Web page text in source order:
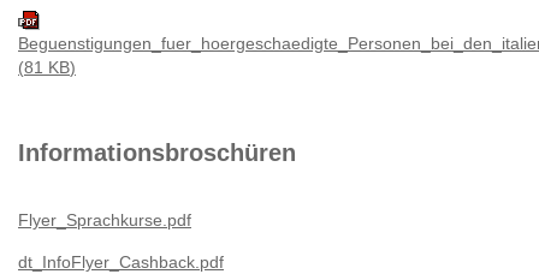
81 KB
Informationsbroschüren
Flyer_Sprachkurse.pdf
dt_InfoFlyer_Cashback.pdf